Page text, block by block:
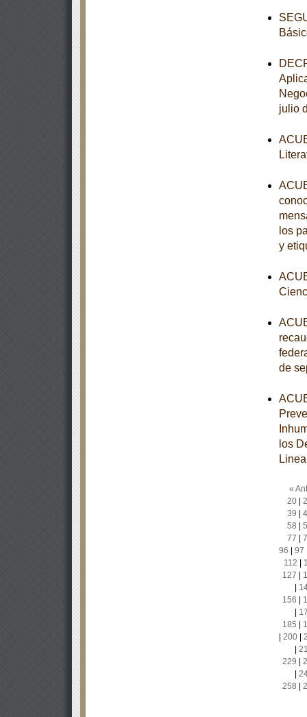
julio
los
y
de
los
«
20|
39
58
77
96
97
112
127
156
185
200|
229
258